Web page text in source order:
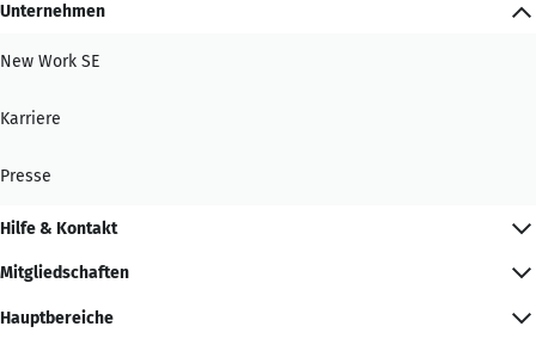
Unternehmen
New Work SE
Karriere
Presse
Hilfe & Kontakt
Mitgliedschaften
Hauptbereiche